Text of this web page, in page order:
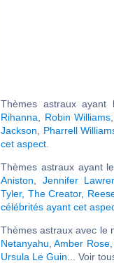
Thèmes astraux
Rihanna
Robin Williams
Jackson
Pharrell
cet aspect
Thèmes astraux ayant
Aniston
Jennifer
Tyler, The Creator,
célébrités ayant cet
Thèmes astraux avec le
Netanyahu ,Amber Rose
Ursula Le Guin ... Voir